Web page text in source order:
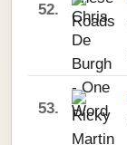
52.
53.